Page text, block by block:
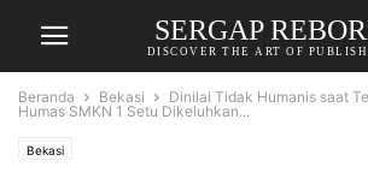
SERGAP
DISCOVER THE ART OF
Beranda Bekasi
Dinilai Tidak Humanis saat
Humas SMKN 1 Setu Dikeluhkan...
Bekasi